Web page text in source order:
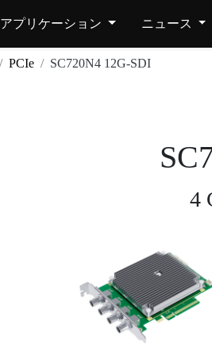
アプリケーション ニュース
PCIe SC720N4 12G-SDI
4